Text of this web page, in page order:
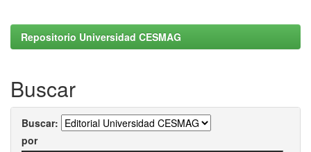
Repositorio Universidad CESMAG
Buscar
Buscar:
por